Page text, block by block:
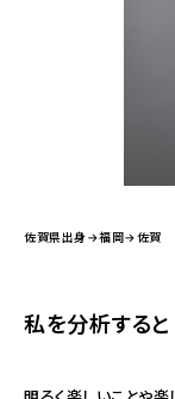
佐賀県出身→福岡→佐賀
私を分析すると